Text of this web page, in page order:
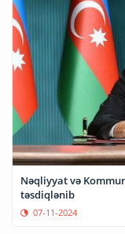
Nəqliyyat və
təsdiqlənib
07-11-2024